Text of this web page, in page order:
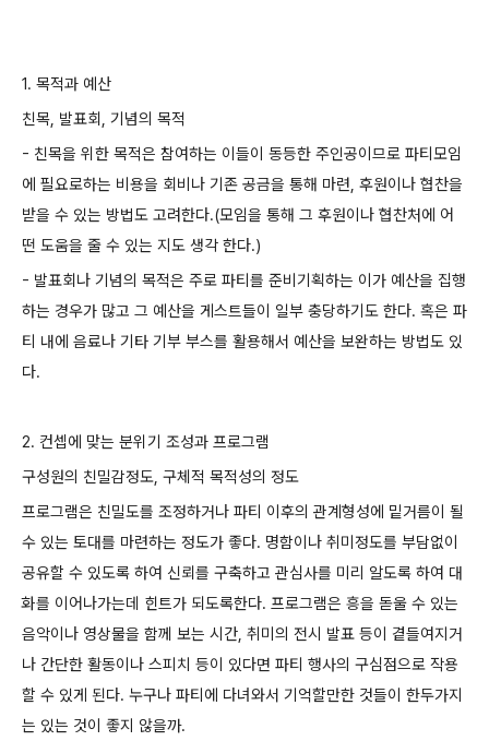
1. 목적과 예산
친목, 발표회, 기념의 목적
- 친목을 위한 목적은 참여하는 이들이 동등한 주인공이므로 파티모임
에 필요로하는 비용을 회비나 기존 공금을 통해 마련, 후원이나 협찬을
받을 수 있는 방법도 고려한다.(모임을 통해 그 후원이나 협찬처에 어
떤 도움을 줄 수 있는 지도 생각 한다.)
- 발표회나 기념의 목적은 주로 파티를 준비기획하는 이가 예산을 집행
하는 경우가 많고 그 예산을 게스트들이 일부 충당하기도 한다. 혹은 파
티 내에 음료나 기타 기부 부스를 활용해서 예산을 보완하는 방법도 있
다.
2. 컨셉에 맞는 분위기 조성과 프로그램
구성원의 친밀감정도, 구체적 목적성의 정도
프로그램은 친밀도를 조정하거나 파티 이후의 관계형성에 밑거름이 될
수 있는 토대를 마련하는 정도가 좋다. 명함이나 취미정도를 부담없이
공유할 수 있도록 하여 신뢰를 구축하고 관심사를 미리 알도록 하여 대
화를 이어나가는데 힌트가 되도록한다. 프로그램은 흥을 돋울 수 있는
음악이나 영상물을 함께 보는 시간, 취미의 전시 발표 등이 곁들여지거
나 간단한 활동이나 스피치 등이 있다면 파티 행사의 구심점으로 작용
할 수 있게 된다. 누구나 파티에 다녀와서 기억할만한 것들이 한두가지
는 있는 것이 좋지 않을까.